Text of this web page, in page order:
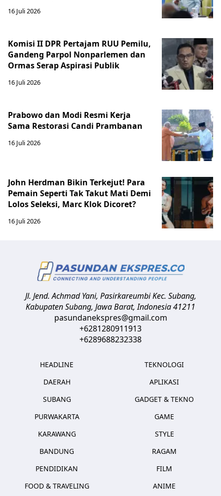
16 Juli 2026
Komisi II DPR Pertajam RUU Pemilu,
Gandeng Parpol Nonparlemen dan
Ormas Serap Aspirasi Publik
16 Juli 2026
Prabowo dan Modi Resmi Kerja
Sama Restorasi Candi Prambanan
16 Juli 2026
John Herdman Bikin Terkejut! Para
Pemain Seperti Tak Takut Mati Demi
Lolos Seleksi, Marc Klok Dicoret?
16 Juli 2026
Jl. Jend. Achmad Yani, Pasirkareumbi Kec. Subang,
Kabupaten Subang, Jawa Barat,Indonesia41211
pasundanekspres@gmail.com
+6281280911913
+6289688232338
HEADLINE
DAERAH
SUBANG
PURWAKARTA
KARAWANG
BANDUNG
PENDIDIKAN
FOOD & TRAVELING
TEKNOLOGI
APLIKASI
GADGET & TEKNO
GAME
STYLE
RAGAM
FILM
ANIME